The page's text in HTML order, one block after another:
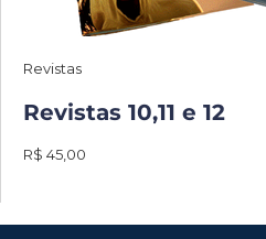
Revistas
Revistas 10,11 e 12
R$ 45,00